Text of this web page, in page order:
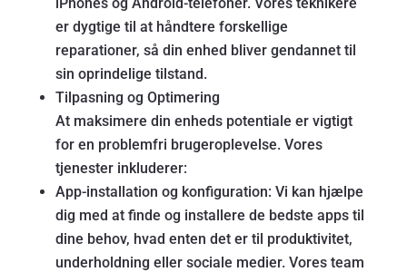
er dygtige til at håndtere forskellige
reparationer, så din enhed bliver gendannet til
sin oprindelige tilstand.
Tilpasning og Optimering
At maksimere din enheds potentiale er vigtigt
for en problemfri brugeroplevelse. Vores
tjenester inkluderer:
App-installation og konfiguration: Vi kan hjælpe
dig med at finde og installere de bedste apps til
dine behov, hvad enten det er til produktivitet,
underholdning eller sociale medier. Vores team